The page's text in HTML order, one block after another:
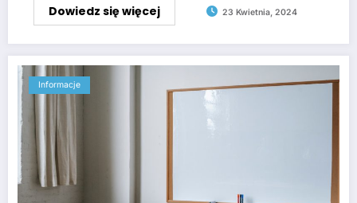
Dowiedz się więcej 23 Kwietnia, 2024
Informacje